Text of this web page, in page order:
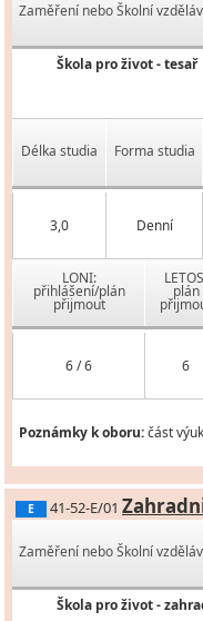
Zaměření nebo Školní
Škola pro život - tesař
Délka studia Forma studia
3,0 Denní
LONI:
přihlášení/plán
přijmout
plán
6 / 6 6
Poznámky k oboru:část
E 41-52-E/01
Zaměření nebo Školní
Škola pro život -